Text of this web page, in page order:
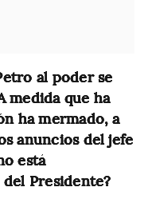
al poder se
medida que ha
ha mermado, a
anuncios del jefe
está
Presidente?